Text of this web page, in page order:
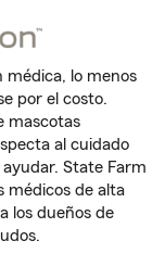
médica, lo menos
por el costo.
mascotas
al cuidado
State Farm
médicos de alta
los dueños de